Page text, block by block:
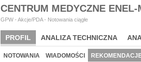
CENTRUM MEDYCZNE
GPW - Akcje/PDA - Notowania ciągłe
PROFIL ANALIZA TECHNICZNA
NOTOWANIA WIADOMOŚCI
856